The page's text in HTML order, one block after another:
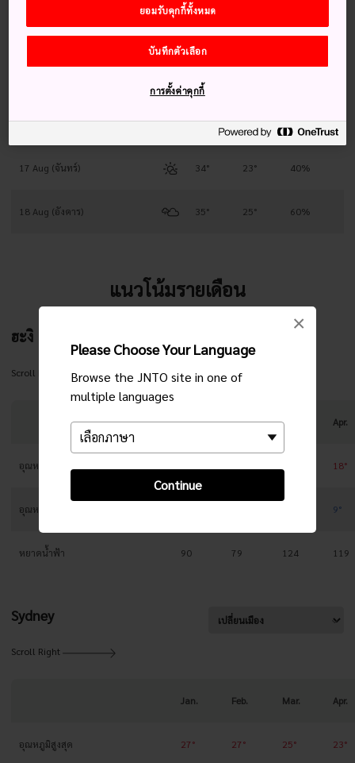
Please Choose Your Language
Browse the JNTO site in one of
multiple languages
Continue
×
14 Aug (ศุกร์) 34° 23° 10%
33°
16 Aug (อาทิตย์) 33° 23° 20%
17 Aug (จันทร์) 34° 23° 40%
18 Aug (อังคาร) 35° 25° 60%
แนวโน้มรายเดือน
ฮะงิ
Scroll Right
Jan. Feb. Mar. Apr.
อุณหภูมิสูงสุด 18°
อุณหภูมิต่ำสุด 9°
หยาดน้ำฟ้า 90 79 124 119
Sydney
Scroll Right
Jan. Feb. Mar. Apr.
อุณหภูมิสูงสุด 27° 27° 25° 23°
ยอมรับคุกกี้ทั้งหมด
บันทึกตัวเลือก
การตั้งค่าคุกกี้